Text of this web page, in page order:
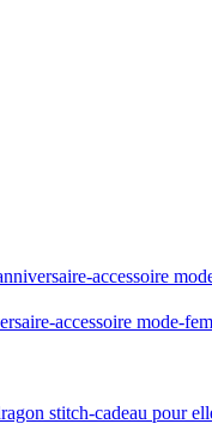
accessoire
accessoire mode-
stitch-cadeau pour